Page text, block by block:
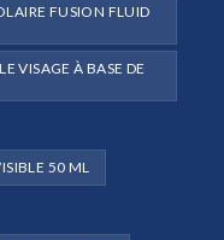
FUSION FLUID
VISAGE À BASE DE
50 ML